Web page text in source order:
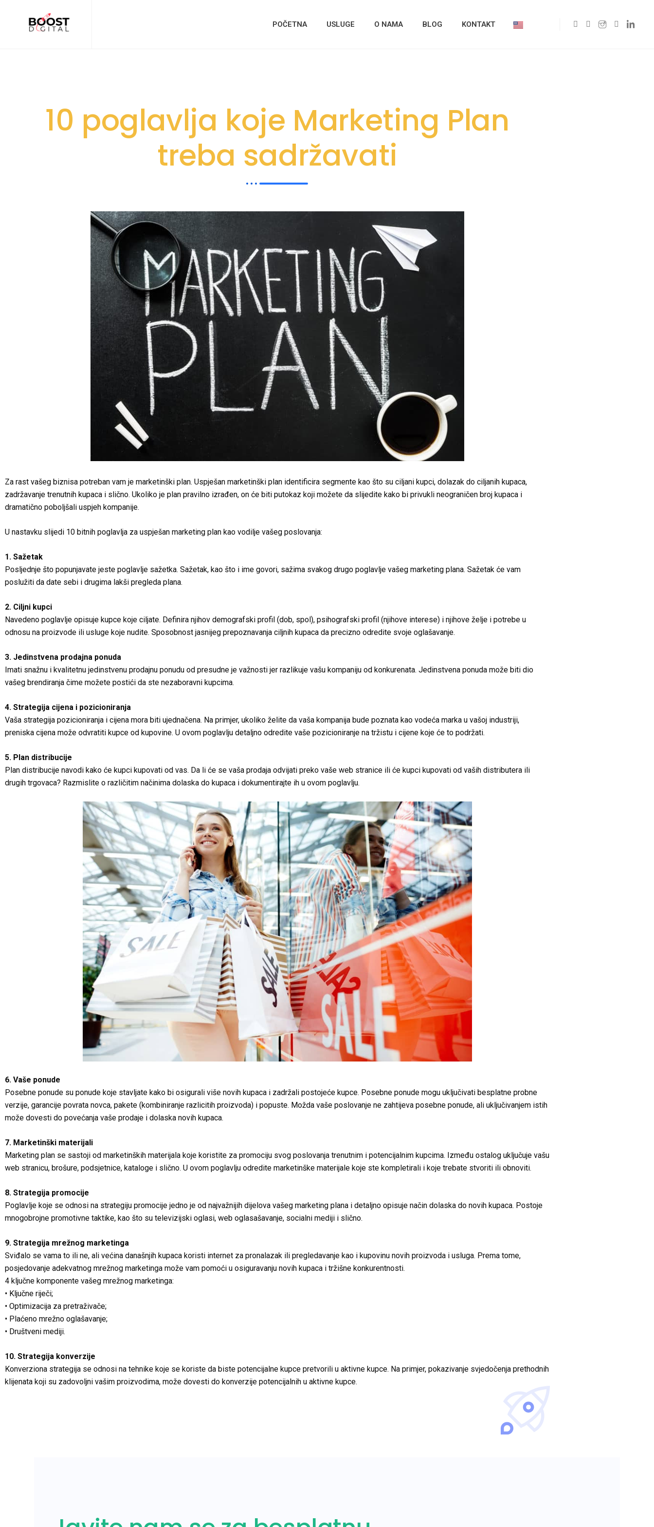
POČETNA USLUGE O NAMA BLOG KONTAKT
10 poglavlja koje Marketing Plan
treba sadržavati
Za rast vašeg biznisa potreban vam je marketinški plan. Uspješan marketinški plan identificira segmente kao što su ciljani kupci, dolazak do ciljanih kupaca,
zadržavanje trenutnih kupaca i slično. Ukoliko je plan pravilno izrađen, on će biti putokaz koji možete da slijedite kako bi privukli neograničen broj kupaca i
dramatično poboljšali uspjeh kompanije.
U nastavku slijedi 10 bitnih poglavlja za uspješan marketing plan kao vodilje vašeg poslovanja:
1. Sažetak
Posljednje što popunjavate jeste poglavlje sažetka. Sažetak, kao što i ime govori, sažima svakog drugo poglavlje vašeg marketing plana. Sažetak će vam
poslužiti da date sebi i drugima lakši pregleda plana.
2. Ciljni kupci
Navedeno poglavlje opisuje kupce koje ciljate. Definira njihov demografski profil (dob, spol), psihografski profil (njihove interese) i njihove želje i potrebe u
odnosu na proizvode ili usluge koje nudite. Sposobnost jasnijeg prepoznavanja ciljnih kupaca da precizno odredite svoje oglašavanje.
3. Jedinstvena prodajna ponuda
Imati snažnu i kvalitetnu jedinstvenu prodajnu ponudu od presudne je važnosti jer razlikuje vašu kompaniju od konkurenata. Jedinstvena ponuda može biti dio
vašeg brendiranja čime možete postići da ste nezaboravni kupcima.
4. Strategija cijena i pozicioniranja
Vaša strategija pozicioniranja i cijena mora biti ujednačena. Na primjer, ukoliko želite da vaša kompanija bude poznata kao vodeća marka u vašoj industriji,
preniska cijena može odvratiti kupce od kupovine. U ovom poglavlju detaljno odredite vaše pozicioniranje na tržistu i cijene koje će to podržati.
5. Plan distribucije
Plan distribucije navodi kako će kupci kupovati od vas. Da li će se vaša prodaja odvijati preko vaše web stranice ili će kupci kupovati od vaših distributera ili
drugih trgovaca? Razmislite o različitim načinima dolaska do kupaca i dokumentirajte ih u ovom poglavlju.
6. Vaše ponude
Posebne ponude su ponude koje stavljate kako bi osigurali više novih kupaca i zadržali postojeće kupce. Posebne ponude mogu uključivati besplatne probne
verzije, garancije povrata novca, pakete (kombiniranje razlicitih proizvoda) i popuste. Možda vaše poslovanje ne zahtijeva posebne ponude, ali uključivanjem istih
može dovesti do povećanja vaše prodaje i dolaska novih kupaca.
7. Marketinški materijali
Marketing plan se sastoji od marketinških materijala koje koristite za promociju svog poslovanja trenutnim i potencijalnim kupcima. Između ostalog uključuje vašu
web stranicu, brošure, podsjetnice, kataloge i slično. U ovom poglavlju odredite marketinške materijale koje ste kompletirali i koje trebate stvoriti ili obnoviti.
8. Strategija promocije
Poglavlje koje se odnosi na strategiju promocije jedno je od najvažnijih dijelova vašeg marketing plana i detaljno opisuje način dolaska do novih kupaca. Postoje
mnogobrojne promotivne taktike, kao što su televizijski oglasi, web oglasašavanje, socialni mediji i slično.
9. Strategija mrežnog marketinga
Sviđalo se vama to ili ne, ali većina današnjih kupaca koristi internet za pronalazak ili pregledavanje kao i kupovinu novih proizvoda i usluga. Prema tome,
posjedovanje adekvatnog mrežnog marketinga može vam pomoći u osiguravanju novih kupaca i tržišne konkurentnosti.
4 ključne komponente vašeg mrežnog marketinga:
• Ključne riječi;
• Optimizacija za pretraživače;
• Plaćeno mrežno oglašavanje;
• Društveni mediji.
10. Strategija konverzije
Konverziona strategija se odnosi na tehnike koje se koriste da biste potencijalne kupce pretvorili u aktivne kupce. Na primjer, pokazivanje svjedočenja prethodnih
klijenata koji su zadovoljni vašim proizvodima, može dovesti do konverzije potencijalnih u aktivne kupce.